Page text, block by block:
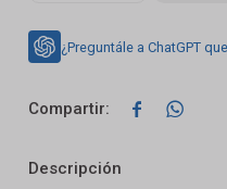
¿Preguntále a ChatGPT
 
Descripción